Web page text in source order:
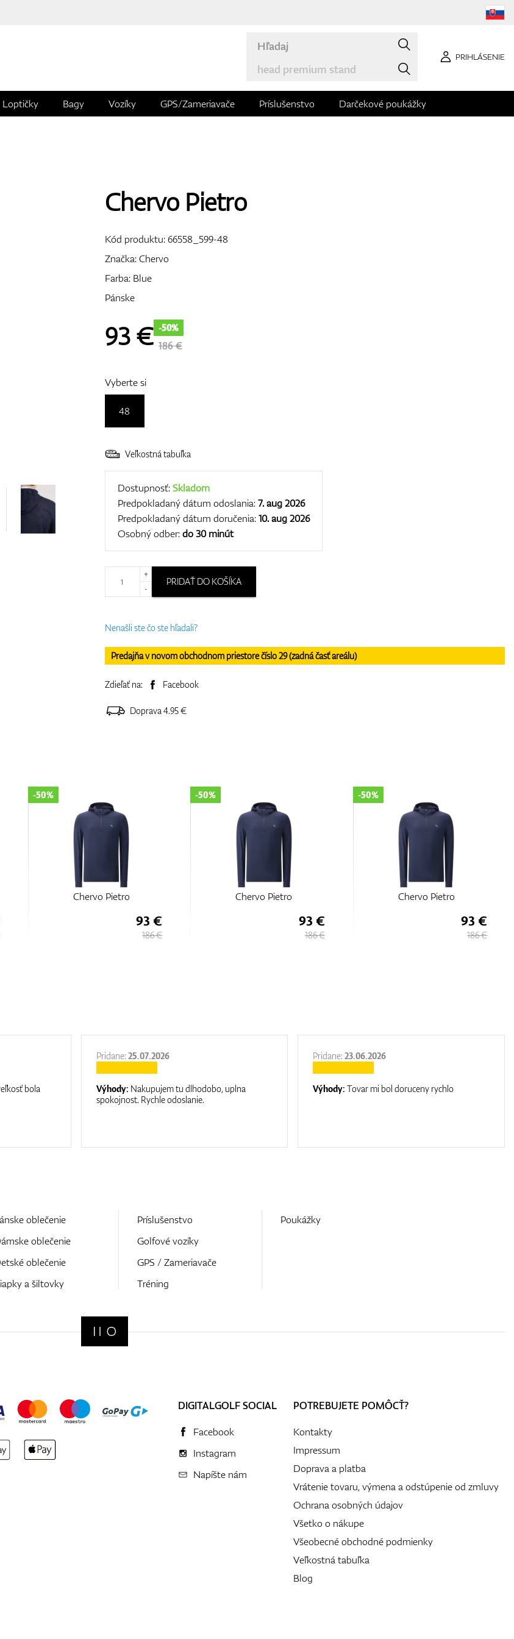
PRIHLÁSENIE
Loptičky Bagy Vozíky GPS/Zameriavače Príslušenstvo Darčekové poukážky
Chervo Pietro
Kód produktu:66558_599-48
Značka:Chervo
Farba: Blue
Pánske
93€ -50%
186 €
Vyberte si
48
Veľkostná tabuľka
Dostupnosť:Skladom
Predpokladaný dátum odoslania:7. aug 2026
Predpokladaný dátum doručenia:10. aug 2026
Osobný odber:do 30 minút
+
-
PRIDAŤ DO KOŠÍKA
Nenašli ste čo ste hľadali?
Predajňa v novom obchodnom priestore číslo 29 (zadná časť areálu)
Zdieľať na: Facebook
Doprava 4.95 €
Chervo Pietro
-50%
93 €
186 €
Chervo Pietro
-50%
93 €
186 €
Chervo Pietro
-50%
93 €
186 €
bola
Pridane:25.07.2026
Výhody: Nakupujem tu dlhodobo, uplna
spokojnost. Rychle odoslanie.
Pridane:23.06.2026
Výhody:Tovar mi bol doruceny rychlo
oblečenie
oblečenie
oblečenie
a šiltovky
Príslušenstvo
Golfové vozíky
GPS / Zameriavače
Tréning
Poukážky
DIGITALGOLF SOCIAL
Facebook
Instagram
Napíšte nám
POTREBUJETE POMÔCŤ?
Kontakty
Impressum
Doprava a platba
Vrátenie tovaru, výmena a odstúpenie od zmluvy
Ochrana osobných údajov
Všetko o nákupe
Všeobecné obchodné podmienky
Veľkostná tabuľka
Blog